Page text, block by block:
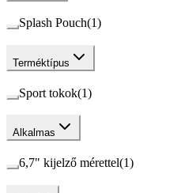
Splash Pouch(1)
Terméktípus
Sport tokok(1)
Alkalmas
6,7" kijelző mérettel(1)